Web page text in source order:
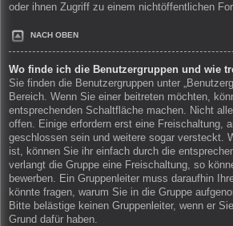
oder ihnen Zugriff zu einem nichtöffentlichen
NACH OBEN
Wo finde ich die Benutzergruppen und wie
Sie finden die Benutzergruppen unter
Bereich. Wenn Sie einer beitreten möchten,
entsprechenden Schaltfläche machen. Nicht
offen. Einige erfordern erst eine Freischaltung,
geschlossen sein und weitere sogar versteckt.
ist, können Sie ihr einfach durch die
verlangt die Gruppe eine Freischaltung, so
bewerben. Ein Gruppenleiter muss daraufhin
könnte fragen, warum Sie in die Gruppe
Bitte belästige keinen Gruppenleiter, wenn er
Grund dafür haben.